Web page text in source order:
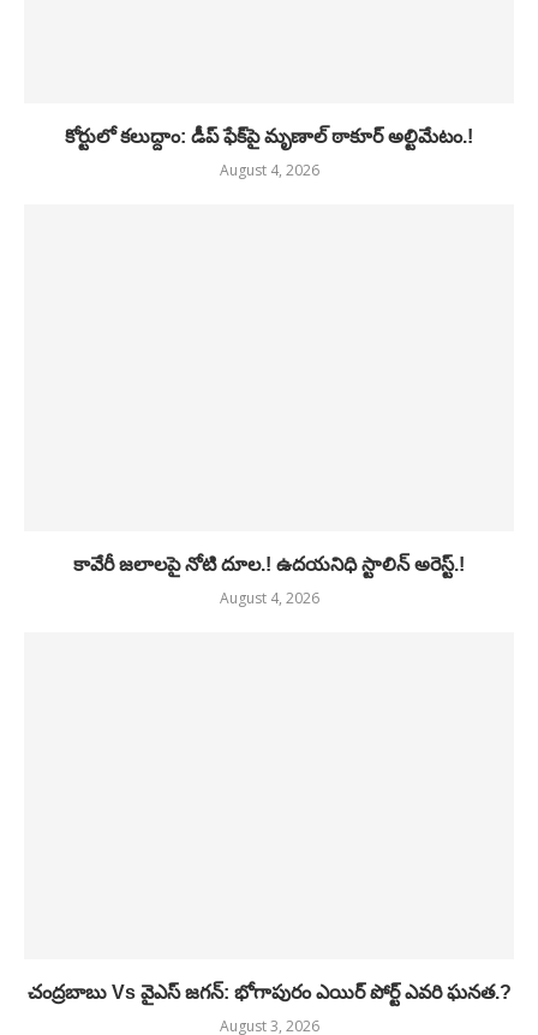
కోర్టులో కలుద్దాం: డీప్ ఫేక్‌పై మృణాల్ ఠాకూర్ అల్టిమేటం.!
August 4, 2026
కావేరీ జలాలపై నోటి దూల.! ఉదయనిధి స్టాలిన్ అరెస్ట్.!
August 4, 2026
చంద్రబాబు Vs వైఎస్ జగన్: భోగాపురం ఎయిర్ పోర్ట్ ఎవరి ఘనత.?
August 3, 2026